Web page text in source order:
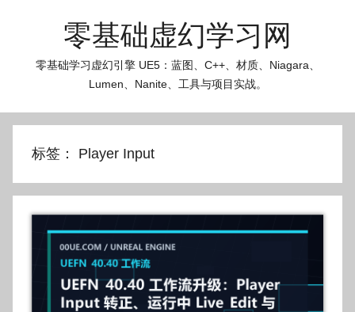
零基础虚幻学习网
零基础学习虚幻引擎 UE5：蓝图、C++、材质、Niagara、
Lumen、Nanite、工具与项目实战。
标签： Player Input